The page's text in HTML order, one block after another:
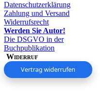
Datenschutzerklärung
Zahlung und Versand
Widerrufsrecht
Werden Sie Autor!
Die DSGVO in der
Buchpublikation
Widerruf
Vertrag widerrufen